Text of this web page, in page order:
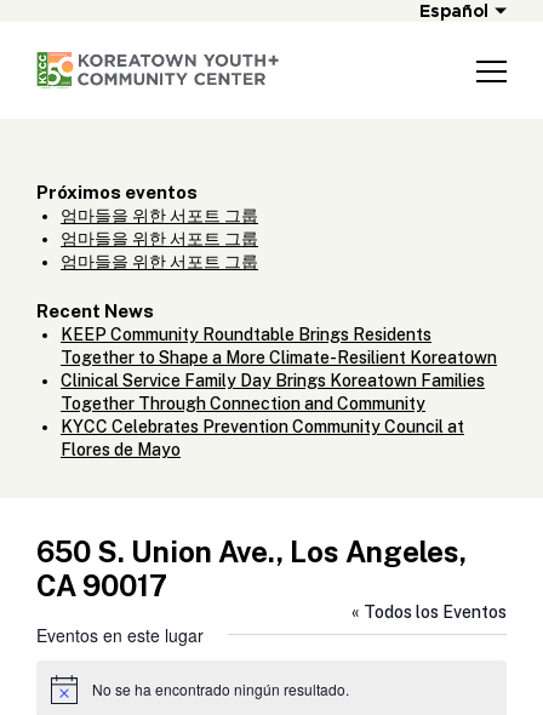
Español
Próximos eventos
엄마들을 위한 서포트 그룹
엄마들을 위한 서포트 그룹
엄마들을 위한 서포트 그룹
Recent News
KEEP Community Roundtable Brings Residents
Together to Shape a More Climate-Resilient Koreatown
Clinical Service Family Day Brings Koreatown Families
Together Through Connection and Community
KYCC Celebrates Prevention Community Council at
Flores de Mayo
650 S. Union Ave., Los Angeles,
CA 90017
« Todos los Eventos
Eventos en este lugar
Aviso No se ha encontrado ningún resultado.